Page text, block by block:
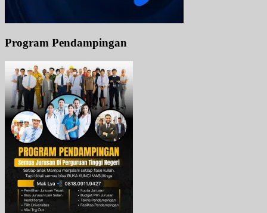
Program Pendampingan